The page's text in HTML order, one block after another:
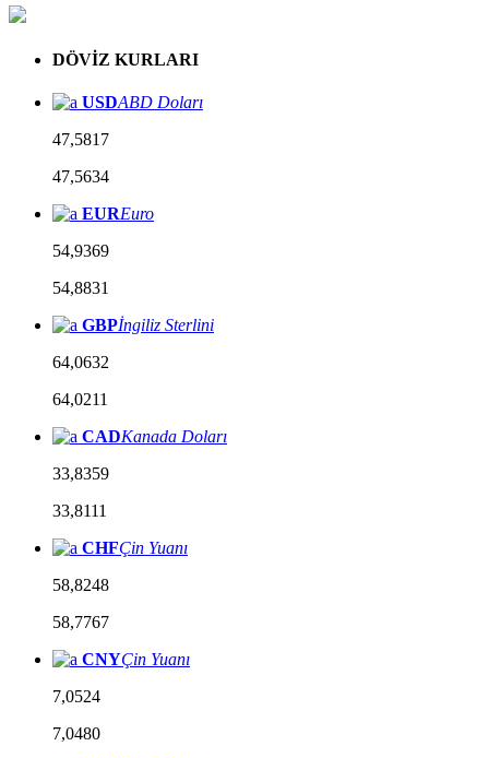
DÖVİZ KURLARI
USDABD Doları
47,5817
47,5634
EUREuro
54,9369
54,8831
GBPİngiliz Sterlini
64,0632
64,0211
CADKanada Doları
33,8359
33,8111
CHFÇin Yuanı
58,8248
58,7767
CNYÇin Yuanı
7,0524
7,0480